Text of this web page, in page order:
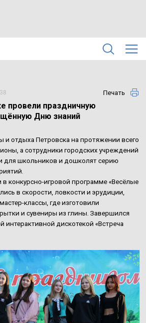
Печать
провели праздничную
Дню знаний
и отдыха Петровска на протяжении всего
а сотрудники городских учреждений
для школьников и дошколят серию
в конкурсно-игровой программе «Весёлые
в скорости, ловкости и эрудиции,
классы, где изготовили
и сувениры из глины. Завершился
интерактивной дискотекой «Встреча